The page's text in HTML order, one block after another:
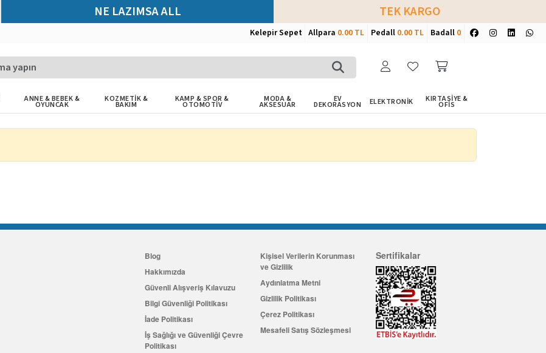
NE LAZIMSA ALL TEK KARGO
Kelepir Sepet Allpara 0.00 TL Pedall 0.00 TL Badall 0
ANNE & BEBEK &
OYUNCAK
KOZMETİK &
BAKIM
KAMP & SPOR &
OTOMOTİV
MODA &
AKSESUAR
EV
DEKORASYON ELEKTRONİK KIRTASİYE &
OFİS
Blog
Hakkımızda
Güvenli Alışveriş Kılavuzu
Bilgi Güvenliği Politikası
İade Politikası
İş Sağlığı ve Güvenliği Çevre
Politikası
Kişisel Verilerin Korunması
ve Gizlilik
Aydınlatma Metni
Gizlilik Politikası
Çerez Politikası
Mesafeli Satış Sözleşmesi
Sertifikalar